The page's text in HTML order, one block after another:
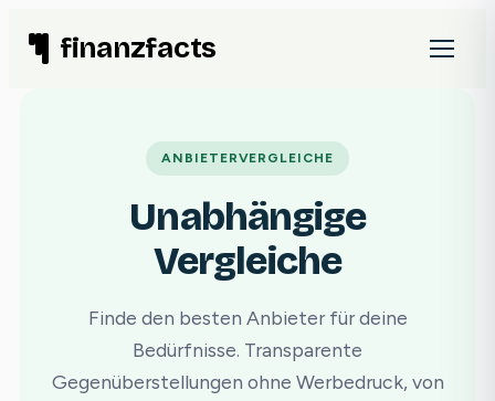
Inhalt finanzfacts
ANBIETERVERGLEICHE
Unabhängige
Vergleiche
Finde den besten Anbieter für deine
Bedürfnisse. Transparente
Gegenüberstellungen ohne Werbedruck, von